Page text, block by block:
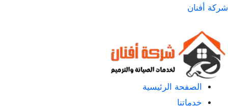
التجاوز
المحتوى
شركة أفنان
الصفحة الرئيسية
خدماتنا